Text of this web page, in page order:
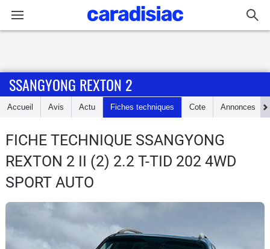
Accueil
Essais
Guide
d'achat
SSANGYONG REXTON 2
Accueil Avis Actu Fiches techniques Cote Annonces
FICHE TECHNIQUE SSANGYONG
REXTON 2 II (2) 2.2 T-TID 202 4WD
SPORT AUTO